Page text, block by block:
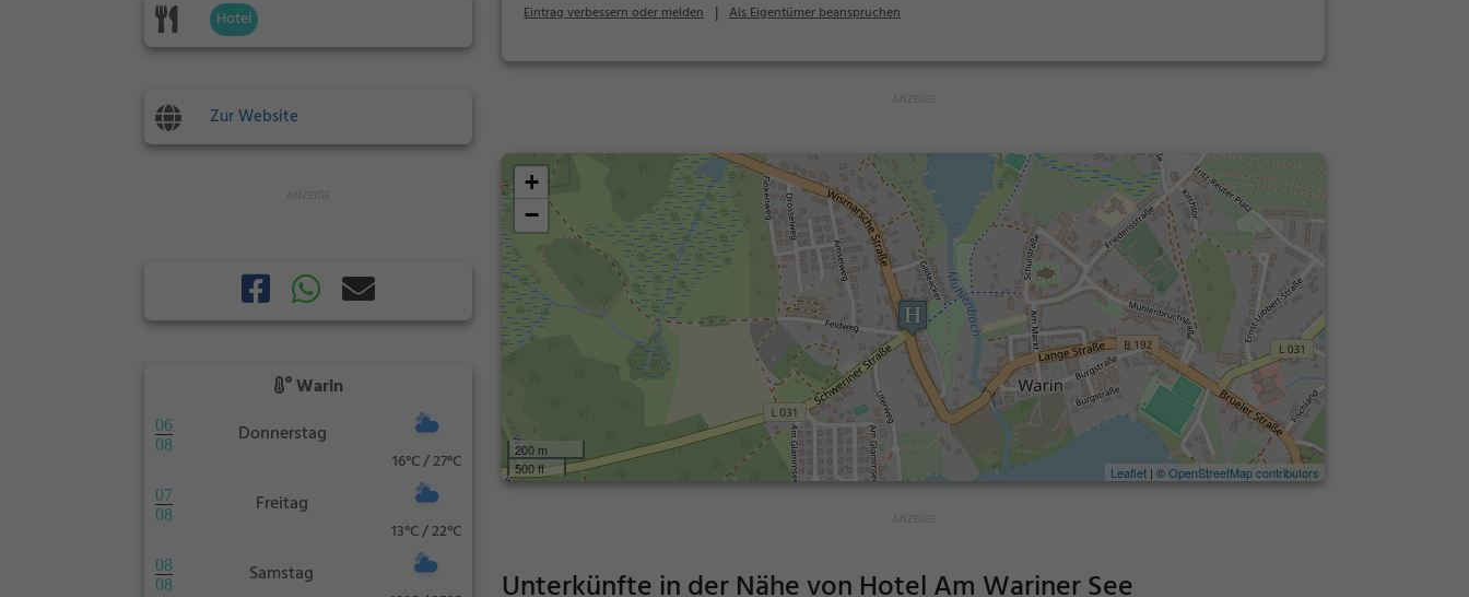
Hotel
Zur Website
Warin
06
08
Donnerstag
16°C / 27°C
07
08
Freitag
13°C / 22°C
08
08
Samstag
Eintrag verbessern oder melden | Als Eigentümer beanspruchen
+
−
200 m
500 ft
Leaflet | ©OpenStreetMap contributors
Unterkünfte in der Nähe von Hotel Am Wariner See